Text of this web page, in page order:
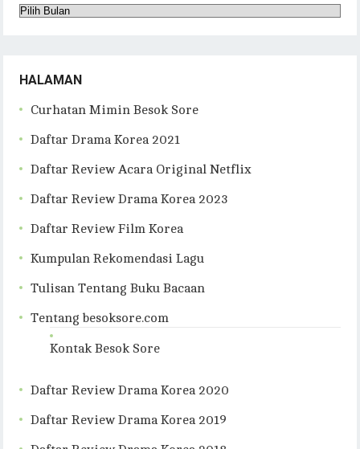
Arsip
HALAMAN
Curhatan Mimin Besok Sore
Daftar Drama Korea 2021
Daftar Review Acara Original Netflix
Daftar Review Drama Korea 2023
Daftar Review Film Korea
Kumpulan Rekomendasi Lagu
Tulisan Tentang Buku Bacaan
Tentang besoksore.com
Kontak Besok Sore
Daftar Review Drama Korea 2020
Daftar Review Drama Korea 2019